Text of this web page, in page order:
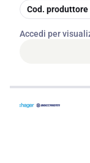
copia
Cod. produttore
Accedi per